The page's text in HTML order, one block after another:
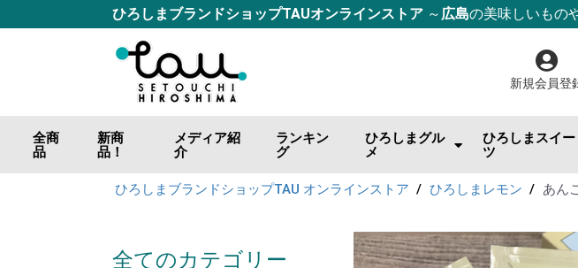
ひろしまブランドショップTAUオンラインストア ～ 広島の美味しいもの
新規会員登
全商
品
新商
品！
メディア紹
介
ランキン
グ
ひろしまグル
メ
ごはんのお供
おつまみ・おやつ・珍味
調味料
海の幸
山の幸
肉の幸
カレー・麺・ご飯
お好み焼き
ジャム・はちみつ
飲料
ひろしまスイー
ツ
もみじ饅頭
ケーキ
チョコ・焼き
和菓子
ゼリー
スナック・お
その他スイーツ
ひろしまブランドショップTAU オンラインストア ひろしまレモン あん
全てのカテゴリー